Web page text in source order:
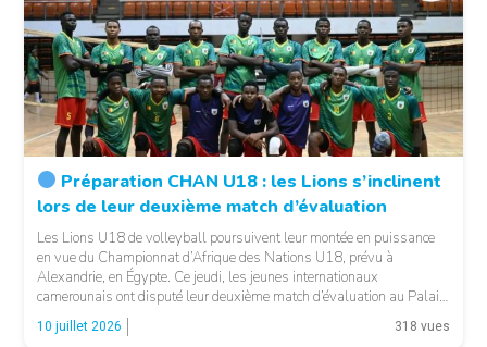
© Fecavolley
Préparation CHAN U18 : les Lions s’inclinent
lors de leur deuxième match d’évaluation
Les Lions U18 de volleyball poursuivent leur montée en puissance
en vue du Championnat d’Afrique des Nations U18, prévu à
Alexandrie, en Égypte. Ce jeudi, les jeunes internationaux
camerounais ont disputé leur deuxième match d’évaluation au Palais
Polyvalent des Sports de Yaoundé. Comme lors de leur précédente
sortie, les protégés du sélectionneur Djoby étaient opposés […]
10 juillet 2026 318 vues